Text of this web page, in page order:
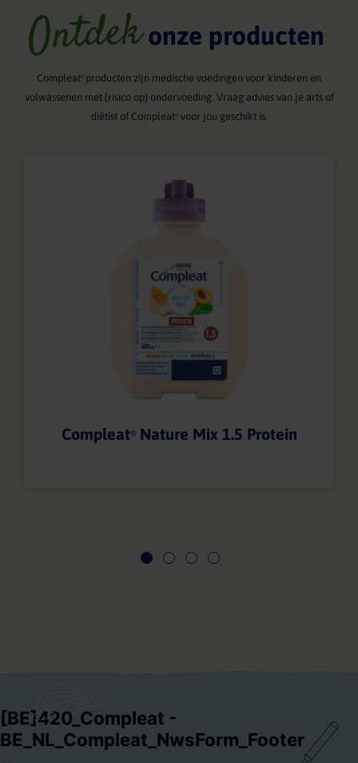
Ontdekonze producten
Compleat producten zijn medische voedingen voor kinderen en
volwassenen met (risico op) ondervoeding. Vraag advies van je arts of
diëtist of Compleat® voor jou geschikt is.
Compleat®Nature Mix 1.5 Protein